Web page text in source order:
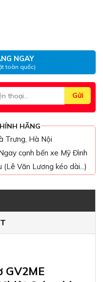
NGAY
toàn quốc)
HÃNG
Trưng, Hà Nội
cạnh bến xe Mỹ Đình
Văn Lương kéo dài...)
GV2ME